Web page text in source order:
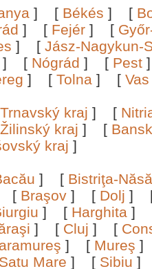
] [ Békés ] [
] [ Fejér ] [
] [ Jász-Nagykun-
] [ Nógrád ] [ Pest
] [ Tolna ] [ Vas
Trnavský kraj ] [
Žilinský kraj ] [
kraj ]
] [ Bistriţa-
[ Braşov ] [ Dolj ]
] [ Harghita ]
] [ Cluj ] [
] [ Mureş
Satu Mare ] [ Sibiu